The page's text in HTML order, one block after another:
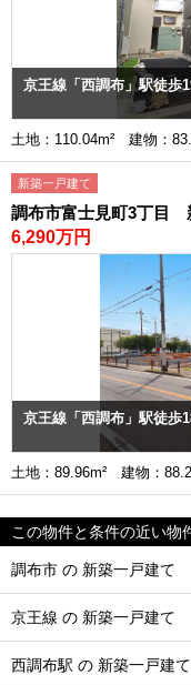
京王線「西調布」駅徒歩
土地：110.04m² 建物：
新築一戸建て
調布市富士見町3丁目
6,290万円
京王線「西調布」駅徒歩
土地：89.96m² 建物：
この物件と条件の近い物
調布市 の 新築一戸建て
京王線 の 新築一戸建て
西調布駅 の 新築一戸建て